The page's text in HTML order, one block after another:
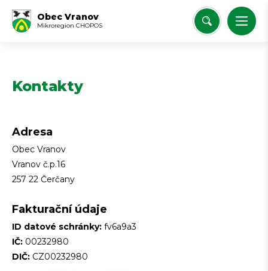
Obec Vranov
Mikroregion CHOPOS
Kontakty
Adresa
Obec Vranov
Vranov č.p.16
257 22 Čerčany
Fakturační údaje
ID datové schránky: fv6a9a3
IČ: 00232980
DIČ: CZ00232980